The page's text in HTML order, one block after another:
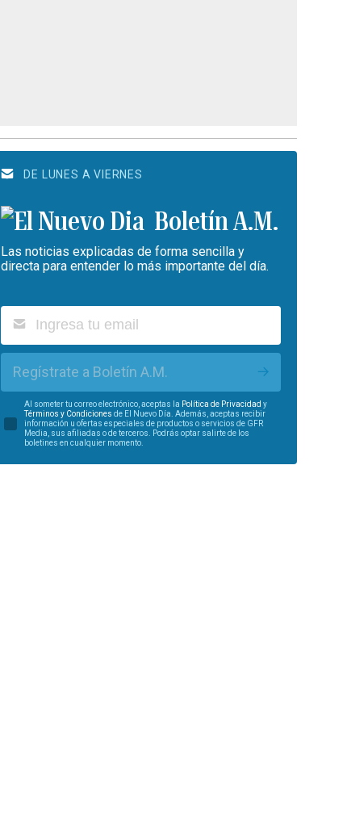
DE LUNES A VIERNES
Boletín A.M.
Las noticias explicadas de forma sencilla y
directa para entender lo más importante del día.
Regístrate a Boletín A.M.
Al someter tu correo electrónico, aceptas la Política de Privacidad y
Términos y Condiciones de El Nuevo Día. Además, aceptas recibir
información u ofertas especiales de productos o servicios de GFR
Media, sus afiliadas o de terceros. Podrás optar salirte de los
boletines en cualquier momento.